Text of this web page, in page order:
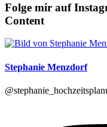
Folge mir auf
Content
Stephanie Menzdorf